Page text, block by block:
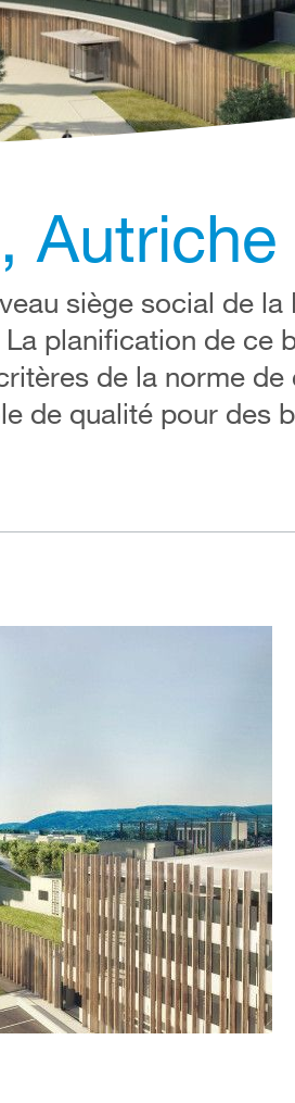
Autriche
siège social de la
planification de ce
de la norme
de qualité pour des